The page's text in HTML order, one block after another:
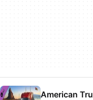
American